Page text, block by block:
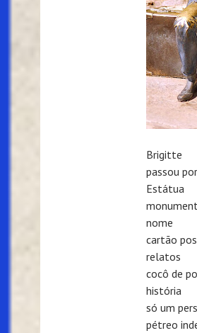
Brigitte
passou
Estátua
nome
cartão
relatos
cocô de
história
só um
pétreo